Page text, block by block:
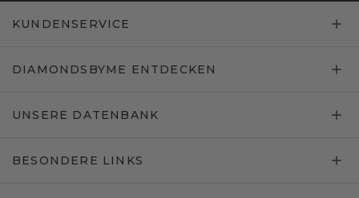
KUNDENSERVICE
DIAMONDSBYME ENTDECKEN
UNSERE DATENBANK
BESONDERE LINKS